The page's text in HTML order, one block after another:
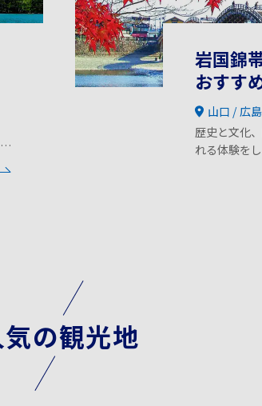
岩国錦
おすす
山口
広島
歴史と文化
れる体験を
の観光地